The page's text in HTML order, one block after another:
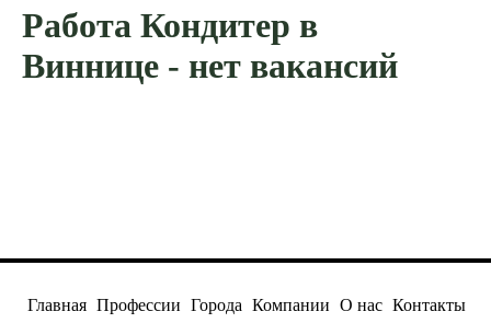
Работа Кондитер в
Виннице - нет вакансий
Главная Профессии Города Компании О нас Контакты